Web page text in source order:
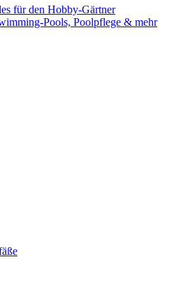
für den Hobby-Gärtner
Pools, Poolpflege & mehr